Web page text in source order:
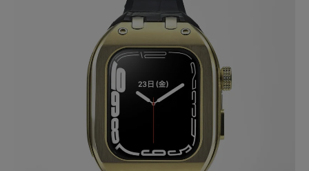
AppleWatch Ultra 2/1(49mm)
AppleWatch 9/8/7 (41mm)
AppleWatch 9/8/7 (45mm)
AppleWatch SE 3/2/1 (40mm)
AppleWatch SE 3/2/1 (44mm)
STRAP/Accessory